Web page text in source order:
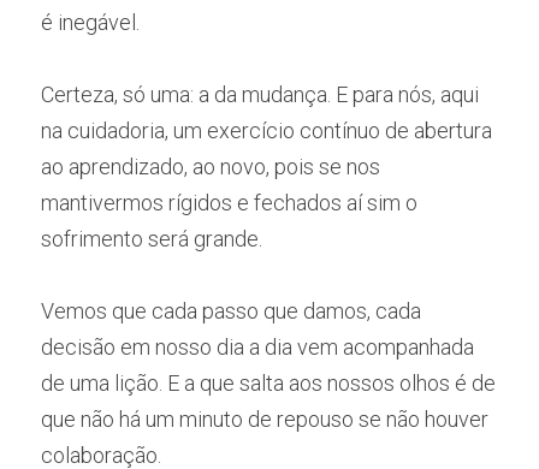
é inegável.
Certeza, só uma: a da mudança. E para nós, aqui
na cuidadoria, um exercício contínuo de abertura
ao aprendizado, ao novo, pois se nos
mantivermos rígidos e fechados aí sim o
sofrimento será grande.
Vemos que cada passo que damos, cada
decisão em nosso dia a dia vem acompanhada
de uma lição. E a que salta aos nossos olhos é de
que não há um minuto de repouso se não houver
colaboração.